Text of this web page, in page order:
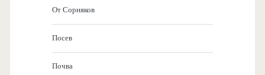
От Сорняков
Посев
Почва